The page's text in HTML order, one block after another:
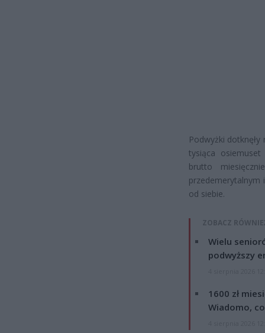
Podwyżki
tysiąca
brutto
przedemerytalnym
od siebie.
ZOBACZ
Wielu
podwyższy
1600 zł
Wiadomo,